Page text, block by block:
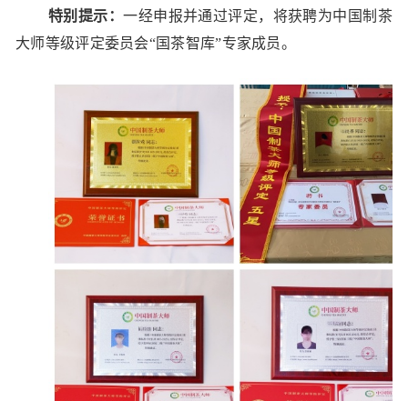
特别提示：一经申报并通过评定，将获聘为中国制茶
大师等级评定委员会“国茶智库”专家成员。